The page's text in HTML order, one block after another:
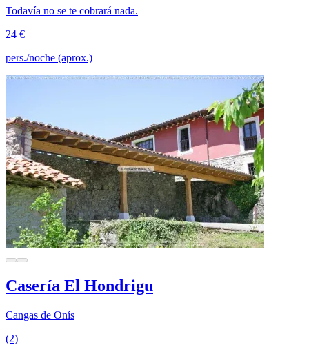
Todavía no se te cobrará nada.
24 €
pers./noche (aprox.)
Casería El Hondrigu
Cangas de Onís
(2)